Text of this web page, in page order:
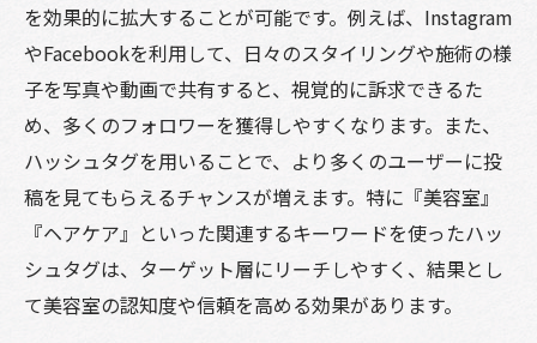
を効果的に拡大することが可能です。例えば、Instagram
やFacebookを利用して、日々のスタイリングや施術の様
子を写真や動画で共有すると、視覚的に訴求できるた
め、多くのフォロワーを獲得しやすくなります。また、
ハッシュタグを用いることで、より多くのユーザーに投
稿を見てもらえるチャンスが増えます。特に『美容室』
『ヘアケア』といった関連するキーワードを使ったハッ
シュタグは、ターゲット層にリーチしやすく、結果とし
て美容室の認知度や信頼を高める効果があります。